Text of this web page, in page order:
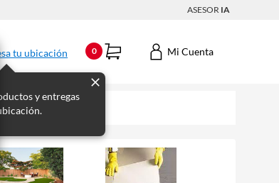
ASESOR IA
tu ubicación
y entregas
0 Mi Cuenta